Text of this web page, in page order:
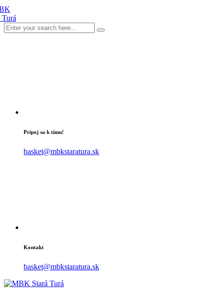
Pripoj sa k tímu!
basket@mbkstaratura.sk
Kontakt
basket@mbkstaratura.sk